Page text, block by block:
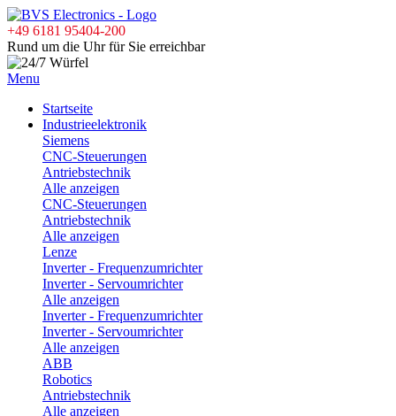
+49 6181 95404-200
Rund um die Uhr für Sie erreichbar
Menu
Startseite
Industrieelektronik
Siemens
CNC-Steuerungen
Antriebstechnik
Alle anzeigen
CNC-Steuerungen
Antriebstechnik
Alle anzeigen
Lenze
Inverter - Frequenzumrichter
Inverter - Servoumrichter
Alle anzeigen
Inverter - Frequenzumrichter
Inverter - Servoumrichter
Alle anzeigen
ABB
Robotics
Antriebstechnik
Alle anzeigen